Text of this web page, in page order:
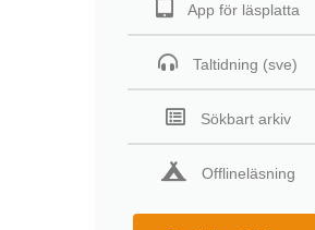
App för läsplatta
Taltidning (sve)
Sökbart arkiv
Offlineläsning